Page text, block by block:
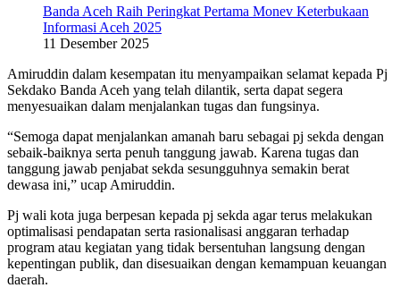
Banda Aceh Raih Peringkat Pertama Monev Keterbukaan
Informasi Aceh 2025
11 Desember 2025
Amiruddin dalam kesempatan itu menyampaikan selamat kepada Pj
Sekdako Banda Aceh yang telah dilantik, serta dapat segera
menyesuaikan dalam menjalankan tugas dan fungsinya.
“Semoga dapat menjalankan amanah baru sebagai pj sekda dengan
sebaik-baiknya serta penuh tanggung jawab. Karena tugas dan
tanggung jawab penjabat sekda sesungguhnya semakin berat
dewasa ini,” ucap Amiruddin.
Pj wali kota juga berpesan kepada pj sekda agar terus melakukan
optimalisasi pendapatan serta rasionalisasi anggaran terhadap
program atau kegiatan yang tidak bersentuhan langsung dengan
kepentingan publik, dan disesuaikan dengan kemampuan keuangan
daerah.